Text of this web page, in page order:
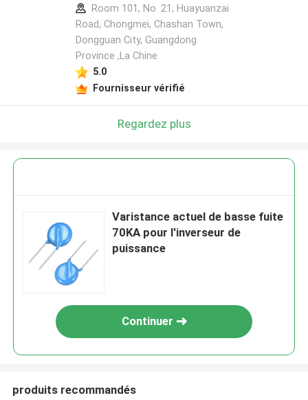
Room 101, No. 21, Huayuanzai
Road, Chongmei, Chashan Town,
Dongguan City, Guangdong
Province ,La Chine
5.0
Fournisseur vérifié
Regardez plus
Varistance actuel de basse fuite
70KA pour l'inverseur de
puissance
Continuer
produits recommandés